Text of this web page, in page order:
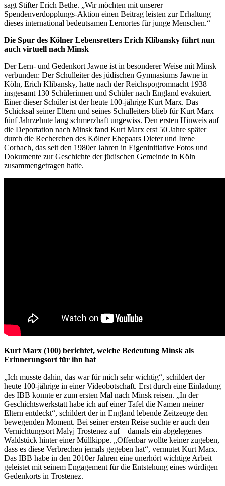
sagt Stifter Erich Bethe. „Wir möchten mit unserer
Spendenverdopplungs-Aktion einen Beitrag leisten zur Erhaltung
dieses international bedeutsamen Lernortes für junge Menschen.“
Die Spur des Kölner Lebensretters Erich Klibansky führt nun
auch virtuell nach Minsk
Der Lern- und Gedenkort Jawne ist in besonderer Weise mit Minsk
verbunden: Der Schulleiter des jüdischen Gymnasiums Jawne in
Köln, Erich Klibansky, hatte nach der Reichspogromnacht 1938
insgesamt 130 Schülerinnen und Schüler nach England evakuiert.
Einer dieser Schüler ist der heute 100-jährige Kurt Marx. Das
Schicksal seiner Eltern und seines Schulleiters blieb für Kurt Marx
fünf Jahrzehnte lang schmerzhaft ungewiss. Den ersten Hinweis auf
die Deportation nach Minsk fand Kurt Marx erst 50 Jahre später
durch die Recherchen des Kölner Ehepaars Dieter und Irene
Corbach, das seit den 1980er Jahren in Eigeninitiative Fotos und
Dokumente zur Geschichte der jüdischen Gemeinde in Köln
zusammengetragen hatte.
Kurt Marx (100) berichtet, welche Bedeutung Minsk als
Erinnerungsort für ihn hat
„Ich musste dahin, das war für mich sehr wichtig“, schildert der
heute 100-jährige in einer Videobotschaft. Erst durch eine Einladung
des IBB konnte er zum ersten Mal nach Minsk reisen. „In der
Geschichtswerkstatt habe ich auf einer Tafel die Namen meiner
Eltern entdeckt“, schildert der in England lebende Zeitzeuge den
bewegenden Moment. Bei seiner ersten Reise suchte er auch den
Vernichtungsort Malyj Trostenez auf – damals ein abgelegenes
Waldstück hinter einer Müllkippe. „Offenbar wollte keiner zugeben,
dass es diese Verbrechen jemals gegeben hat“, vermutet Kurt Marx.
Das IBB habe in den 2010er Jahren eine unerhört wichtige Arbeit
geleistet mit seinem Engagement für die Entstehung eines würdigen
Gedenkorts in Trostenez.